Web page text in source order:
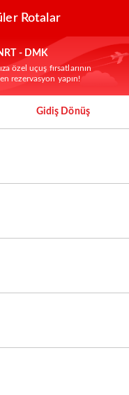
Rotalar
- DMK
özel uçuş fırsatlarının
rezervasyon yapın!
Gidiş Dönüş